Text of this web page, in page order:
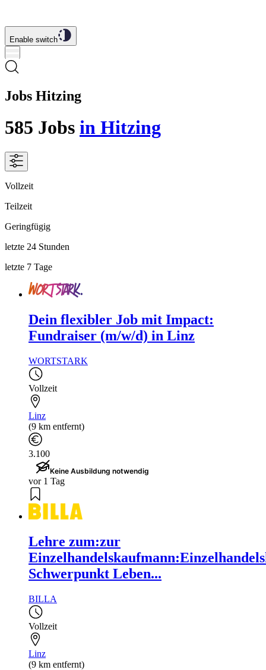
Enable switch
Jobs Hitzing
585 Jobs in Hitzing
Vollzeit
Teilzeit
Geringfügig
letzte 24 Stunden
letzte 7 Tage
Dein flexibler Job mit Impact:
Fundraiser (m/w/d) in Linz
WORTSTARK
Vollzeit
Linz
(9 km entfernt)
3.100
Keine Ausbildung notwendig
vor 1 Tag
Lehre zum:zur
Schwerpunkt Leben...
BILLA
Vollzeit
Linz
(9 km entfernt)